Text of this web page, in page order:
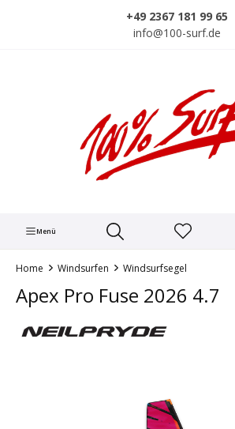
+49 2367 181 99 65
info@100-surf.de
Menü
Home Windsurfen Windsurfsegel
Apex Pro Fuse 2026 4.7